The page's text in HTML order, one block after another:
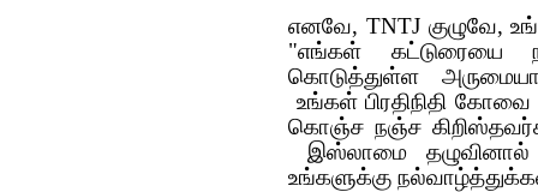
எனவே, TNTJ குழுவே,
"எங்கள் கட்டுரையை
கொடுத்துள்ள
உங்கள் பிரதிநிதி
கொஞ்ச நஞ்ச
இஸ்லாமை
உங்களுக்கு